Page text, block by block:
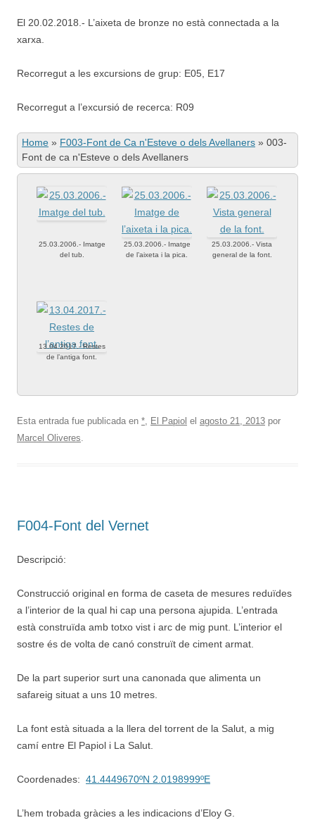
El 20.02.2018.- L’aixeta de bronze no està connectada a la
xarxa.
Recorregut a les excursions de grup: E05, E17
Recorregut a l’excursió de recerca: R09
Home » F003-Font de Ca n'Esteve o dels Avellaners » 003-
Font de ca n'Esteve o dels Avellaners
25.03.2006.- Imatge
del tub.
25.03.2006.- Imatge
de l’aixeta i la pica.
25.03.2006.- Vista
general de la font.
13.04.2017.- Restes
de l’antiga font.
Esta entrada fue publicada en *, El Papiol el agosto 21, 2013 por
Marcel Oliveres.
F004-Font del Vernet
Descripció:
Construcció original en forma de caseta de mesures reduïdes
a l’interior de la qual hi cap una persona ajupida. L’entrada
està construïda amb totxo vist i arc de mig punt. L’interior el
sostre és de volta de canó construït de ciment armat.
De la part superior surt una canonada que alimenta un
safareig situat a uns 10 metres.
La font està situada a la llera del torrent de la Salut, a mig
camí entre El Papiol i La Salut.
Coordenades: 41.4449670ºN 2.0198999ºE
L’hem trobada gràcies a les indicacions d’Eloy G.